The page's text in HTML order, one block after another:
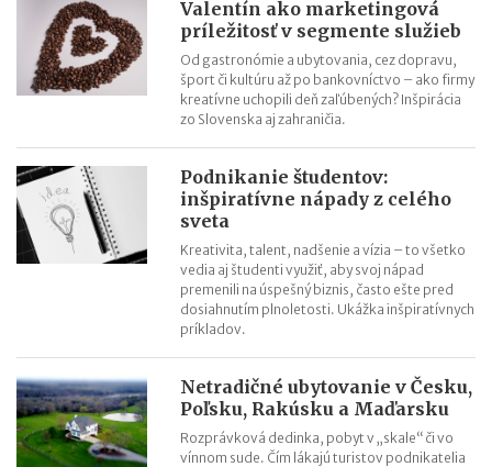
Nabíjanie elektromobilu v zahraničí: roaming, aplikácie,
plánovanie cesty
ChatGPT, Gemini a ďalšie AI nástroje: daňové povinnosti pri
Valentín ako marketingová
príležitosť v segmente služieb
Od gastronómie a ubytovania, cez dopravu,
šport či kultúru až po bankovníctvo – ako firmy
kreatívne uchopili deň zaľúbených? Inšpirácia
zo Slovenska aj zahraničia.
Podnikanie študentov:
inšpiratívne nápady z celého
sveta
Kreativita, talent, nadšenie a vízia – to všetko
vedia aj študenti využiť, aby svoj nápad
premenili na úspešný biznis, často ešte pred
dosiahnutím plnoletosti. Ukážka inšpiratívnych
príkladov.
Netradičné ubytovanie v Česku,
Poľsku, Rakúsku a Maďarsku
Rozprávková dedinka, pobyt v „skale“ či vo
vínnom sude. Čím lákajú turistov podnikatelia